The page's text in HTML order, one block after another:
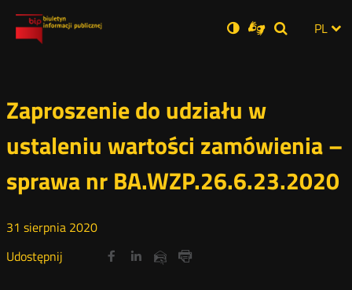
Ustawienia
Wersja
zwykła
Dla
niesłyszących
Otwórz Otwórz
Otwórz
Social PL
Zaproszenie do udziału w
ustaleniu wartości zamówienia –
sprawa nr BA.WZP.26.6.23.2020
31 sierpnia 2020
Udostępnij
Udostępnij
Otwórz Udostępnij
na
OtwórzUdostępnij
na
OtwórzUdostępnij
przez